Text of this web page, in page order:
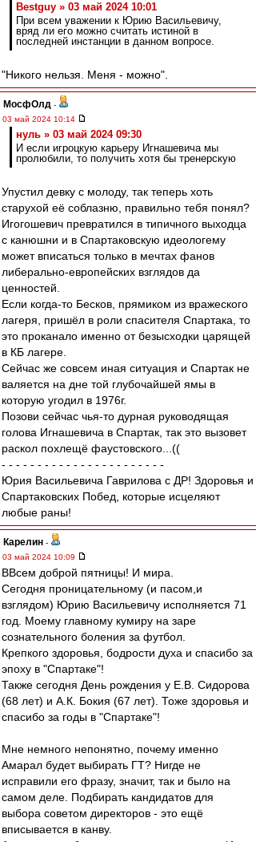
Bestguy » 03 май 2024 10:01
При всем уважении к Юрию Васильевичу,
вряд ли его можно считать истиной в
последней инстанции в данном вопросе.
"Никого нельзя. Меня - можно".
МосфОлд -
03 май 2024 10:14
нуль » 03 май 2024 09:30
И если игроцкую карьеру Игнашевича мы
пролюбили, то получить хотя бы тренерскую
Упустил девку с молоду, так теперь хоть
старухой её соблазню, правильно тебя понял?
Игогошевич превратился в типичного выходца
с канюшни и в Спартаковскую идеологему
может вписаться только в мечтах фанов
либерально-европейских взглядов да
ценностей.
Если когда-то Бесков, прямиком из вражеского
лагеря, пришёл в роли спасителя Спартака, то
это проканало именно от безысходки царящей
в КБ лагере.
Сейчас же совсем иная ситуация и Спартак не
валяется на дне той глубочайшей ямы в
которую угодил в 1976г.
Позови сейчас чья-то дурная руководящая
голова Игнашевича в Спартак, так это вызовет
раскол похлещё фаустовского...((
- - - - - - - - - - - - - - - - - - - - - - -
Юрия Васильевича Гаврилова с ДР! Здоровья и
Спартаковских Побед, которые исцеляют
любые раны!
Карелин -
03 май 2024 10:09
ВВсем доброй пятницы! И мира.
Сегодня проницательному (и пасом,и
взглядом) Юрию Васильевичу исполняется 71
год. Моему главному кумиру на заре
сознательного боления за футбол.
Крепкого здоровья, бодрости духа и спасибо за
эпоху в "Спартаке"!
Также сегодня День рождения у Е.В. Сидорова
(68 лет) и А.К. Бокия (67 лет). Тоже здоровья и
спасибо за годы в "Спартаке"!
Мне немного непонятно, почему именно
Амарал будет выбирать ГТ? Нигде не
исправили его фразу, значит, так и было на
самом деле. Подбирать кандидатов для
выбора советом директоров - это ещё
вписывается в канву.